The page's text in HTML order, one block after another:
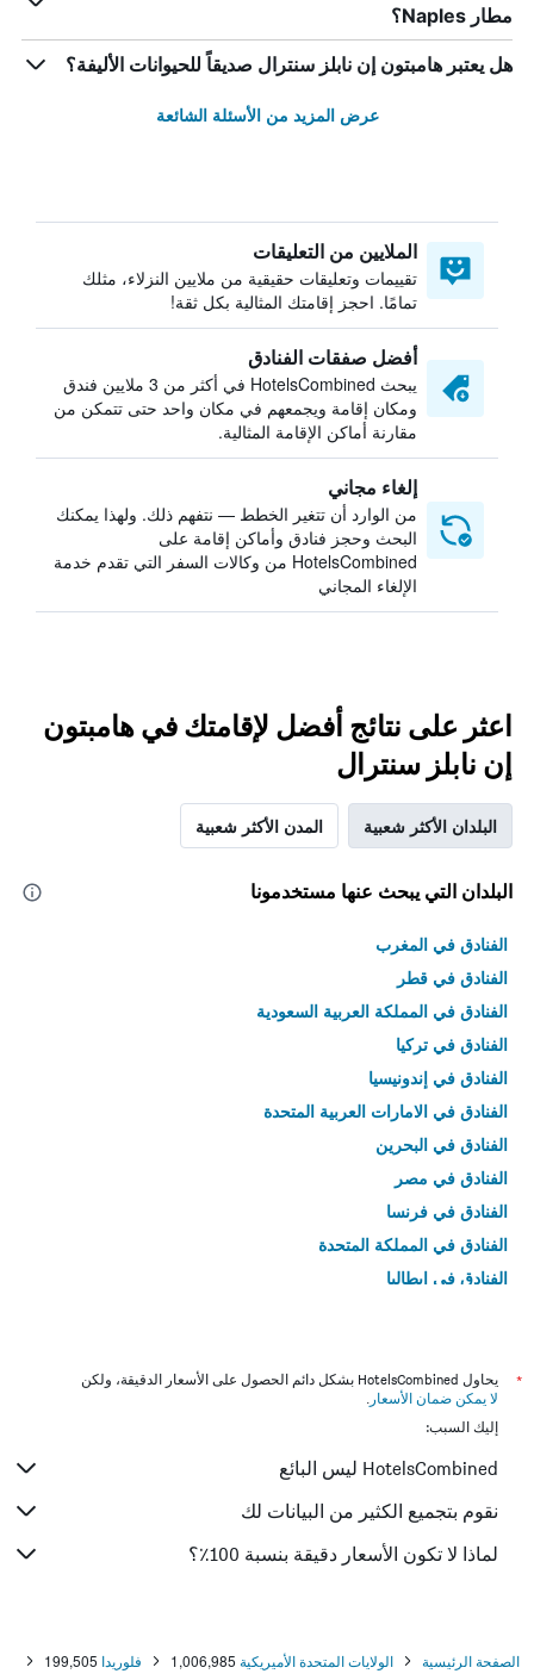
مطار Naples؟
هل يعتبر هامبتون إن نابلز سنترال صديقاً للحيوانات الأليفة؟
عرض المزيد من الأسئلة الشائعة
الملايين من التعليقات
تقييمات وتعليقات حقيقية من ملايين النزلاء، مثلك
تمامًا. احجز إقامتك المثالية بكل ثقة!
أفضل صفقات الفنادق
يبحث HotelsCombined في أكثر من 3 ملايين فندق
ومكان إقامة ويجمعهم في مكان واحد حتى تتمكن من
مقارنة أماكن الإقامة المثالية.
إلغاء مجاني
من الوارد أن تتغير الخطط — نتفهم ذلك. ولهذا يمكنك
البحث وحجز فنادق وأماكن إقامة على
HotelsCombined من وكالات السفر التي تقدم خدمة
الإلغاء المجاني
اعثر على نتائج أفضل لإقامتك في هامبتون
إن نابلز سنترال
البلدان الأكثر شعبية المدن الأكثر شعبية
البلدان التي يبحث عنها مستخدمونا
الفنادق في المغرب
الفنادق في قطر
الفنادق في المملكة العربية السعودية
الفنادق في تركيا
الفنادق في إندونيسيا
الفنادق في الامارات العربية المتحدة
الفنادق في البحرين
الفنادق في مصر
الفنادق في فرنسا
الفنادق في المملكة المتحدة
الفنادق في إيطاليا
*
يحاول HotelsCombined بشكل دائم الحصول على الأسعار الدقيقة، ولكن
لا يمكن ضمان الأسعار .
إليك السبب:
HotelsCombined ليس البائع
نقوم بتجميع الكثير من البيانات لك
لماذا لا تكون الأسعار دقيقة بنسبة 100٪؟
الصفحة الرئيسية الولايات المتحدة الأميريكية 1,006,985 فلوريدا 199,505